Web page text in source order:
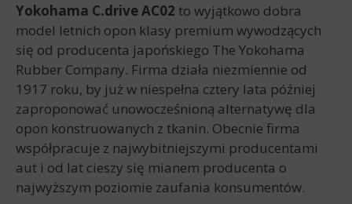
Yokohama C.drive AC02 to wyjątkowo dobra
model letnich opon klasy premium wywodzących
się od producenta japońskiego The Yokohama
Rubber Company. Firma działa niezmiennie od
1917 roku, by już w niespełna cztery lata później
zaproponować unowocześnioną alternatywę dla
opon konstruowanych z tkanin. Obecnie firma
współpracuje z najwybitniejszymi producentami
aut i od lat cieszy się mianem producenta o
najwyższym poziomie zaufania konsumentów.